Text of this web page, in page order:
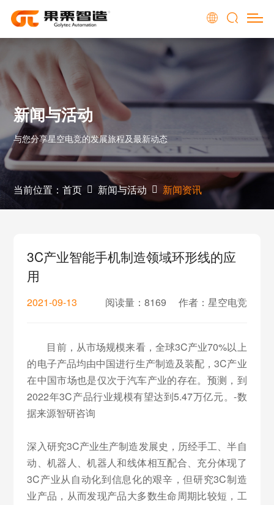
新闻与活动
与您分享星空电竞的发展旅程及最新动态
当前位置：首页 新闻与活动 新闻资讯
3C产业智能手机制造领域环形线的应
用
2021-09-13 阅读量：8169 作者：星空电竞
目前，从市场规模来看，全球3C产业70%以上
的电子产品均由中国进行生产制造及装配，3C产业
在中国市场也是仅次于汽车产业的存在。预测，到
2022年3C产品行业规模有望达到5.47万亿元。-数
据来源智研咨询
深入研究3C产业生产制造发展史，历经手工、半自
动、机器人、机器人和线体相互配合、充分体现了
3C产业从自动化到信息化的艰辛，但研究3C制造
业产品，从而发现产品大多数生命周期比较短，工